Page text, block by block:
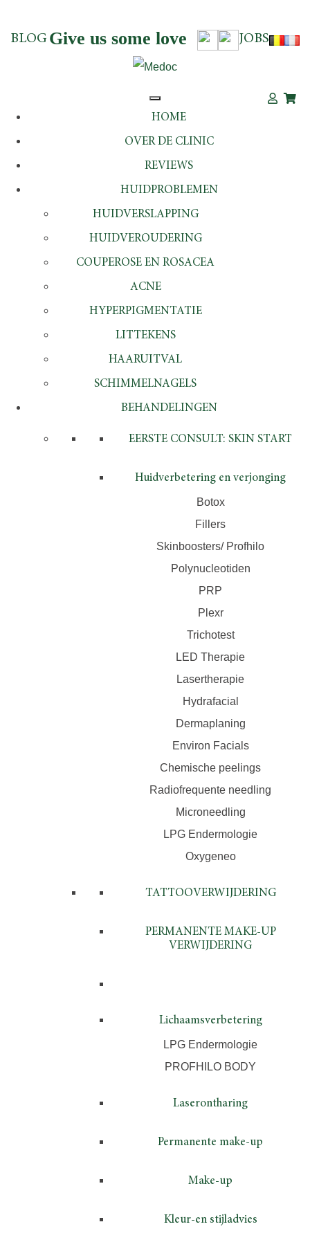
BLOG Give us some love JOBS
HOME
OVER DE CLINIC
REVIEWS
HUIDPROBLEMEN
HUIDVERSLAPPING
HUIDVEROUDERING
COUPEROSE EN ROSACEA
ACNE
HYPERPIGMENTATIE
LITTEKENS
HAARUITVAL
SCHIMMELNAGELS
BEHANDELINGEN
EERSTE CONSULT: SKIN START
Huidverbetering en verjonging
Botox
Fillers
Skinboosters/ Profhilo
Polynucleotiden
PRP
Plexr
Trichotest
LED Therapie
Lasertherapie
Hydrafacial
Dermaplaning
Environ Facials
Chemische peelings
Radiofrequente needling
Microneedling
LPG Endermologie
Oxygeneo
TATTOOVERWIJDERING
PERMANENTE MAKE-UP
VERWIJDERING
Lichaamsverbetering
LPG Endermologie
PROFHILO BODY
Laserontharing
Permanente make-up
Make-up
Kleur-en stijladvies